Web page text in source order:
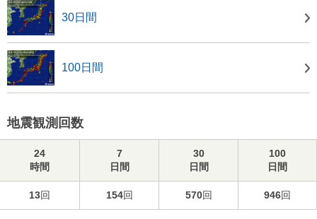
30日間
100日間
地震観測回数
24
時間
7
日間
30
日間
100
日間
13回 154回 570回 946回